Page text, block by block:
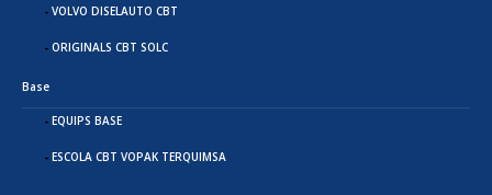
VOLVO DISELAUTO CBT
ORIGINALS CBT SOLC
Base
EQUIPS BASE
ESCOLA CBT VOPAK TERQUIMSA